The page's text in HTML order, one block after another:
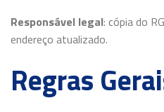
Responsável legal: cópia do
endereço atualizado.
Regras